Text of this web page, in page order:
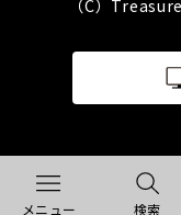
メニュー 検索
（C）